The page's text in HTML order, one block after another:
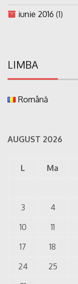
iunie 2016 (1)
LIMBA
Română
AUGUST 2026
L Ma
3
4
10
11
17
18
24
25